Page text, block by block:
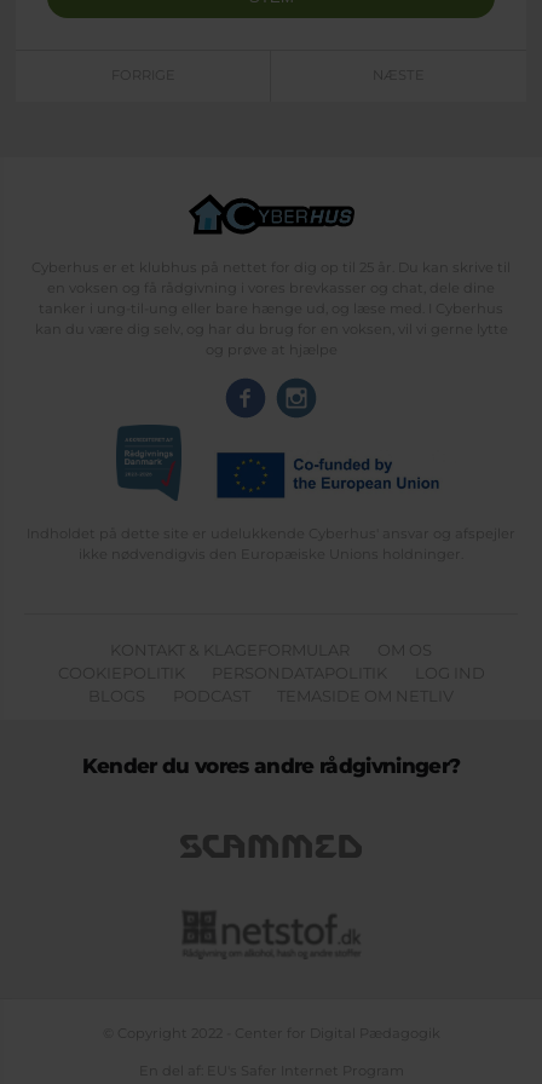
FORRIGE NÆSTE
Cyberhus er et klubhus på nettet for dig op til 25 år. Du kan skrive til
en voksen og få rådgivning i vores brevkasser og chat, dele dine
tanker i ung-til-ung eller bare hænge ud, og læse med. I Cyberhus
kan du være dig selv, og har du brug for en voksen, vil vi gerne lytte
og prøve at hjælpe
Indholdet på dette site er udelukkende Cyberhus' ansvar og afspejler
ikke nødvendigvis den Europæiske Unions holdninger.
KONTAKT & KLAGEFORMULAR
OM OS
COOKIEPOLITIK
PERSONDATAPOLITIK
LOG IND
BLOGS
PODCAST TEMASIDE OM NETLIV
Kender du vores andre rådgivninger?
© Copyright 2022 - Center for Digital Pædagogik
En del af: EU's Safer Internet Program